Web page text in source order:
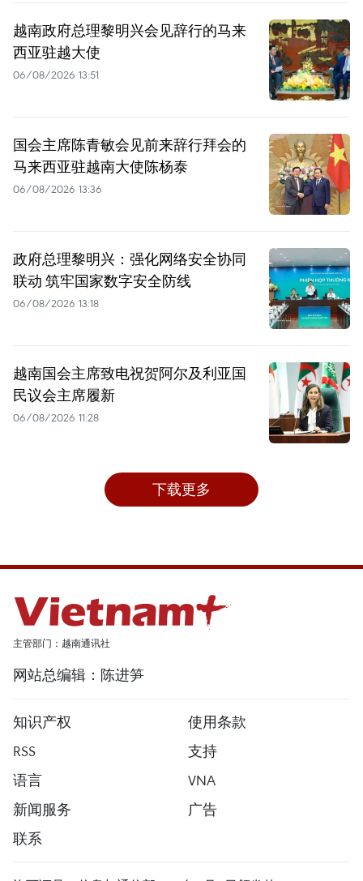
越南政府总理黎明兴会见辞行的马来
西亚驻越大使
06/08/2026 13:51
国会主席陈青敏会见前来辞行拜会的
马来西亚驻越南大使陈杨泰
06/08/2026 13:36
政府总理黎明兴：强化网络安全协同
联动 筑牢国家数字安全防线
06/08/2026 13:18
越南国会主席致电祝贺阿尔及利亚国
民议会主席履新
06/08/2026 11:28
下载更多
主管部门：越南通讯社
网站总编辑：陈进笋
知识产权
使用条款
RSS
支持
语言
VNA
新闻服务
广告
联系